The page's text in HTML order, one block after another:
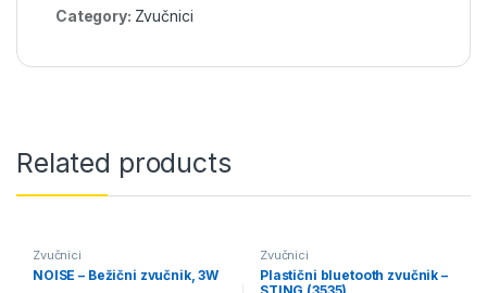
Category: Zvučnici
Related products
Zvučnici
NOISE – Bežični zvučnik, 3W
Zvučnici
Plastični bluetooth zvučnik –